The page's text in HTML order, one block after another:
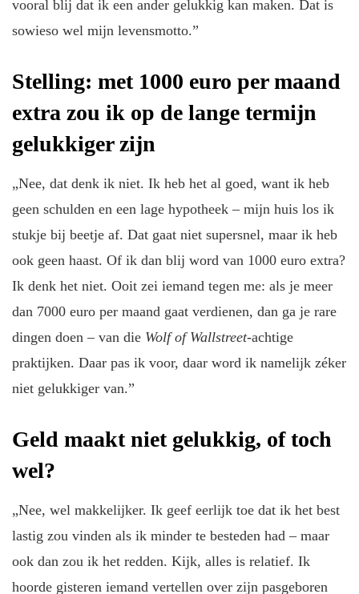
vooral blij dat ik een ander gelukkig kan maken. Dat is
sowieso wel mijn levensmotto.”
Stelling: met 1000 euro per maand
extra zou ik op de lange termijn
gelukkiger zijn
„Nee, dat denk ik niet. Ik heb het al goed, want ik heb
geen schulden en een lage hypotheek – mijn huis los ik
stukje bij beetje af. Dat gaat niet supersnel, maar ik heb
ook geen haast. Of ik dan blij word van 1000 euro extra?
Ik denk het niet. Ooit zei iemand tegen me: als je meer
dan 7000 euro per maand gaat verdienen, dan ga je rare
dingen doen – van die Wolf of Wallstreet-achtige
praktijken. Daar pas ik voor, daar word ik namelijk zéker
niet gelukkiger van.”
Geld maakt niet gelukkig, of toch
wel?
„Nee, wel makkelijker. Ik geef eerlijk toe dat ik het best
lastig zou vinden als ik minder te besteden had – maar
ook dan zou ik het redden. Kijk, alles is relatief. Ik
hoorde gisteren iemand vertellen over zijn pasgeboren